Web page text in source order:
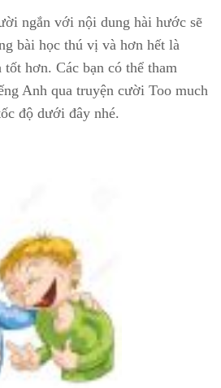
ngắn với nội dung hài hước sẽ
bài học thú vị và hơn hết là
hơn. Các bạn có thể tham
Anh qua truyện cười Too much
độ dưới đây nhé.